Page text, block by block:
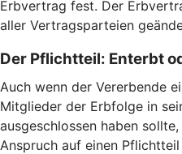
Erbvertrag fest. Der
aller Vertragsparteien
Der Pflichtteil: Enterbt
Auch wenn der Vererbende
Mitglieder der Erbfolge in
ausgeschlossen haben
Anspruch auf einen